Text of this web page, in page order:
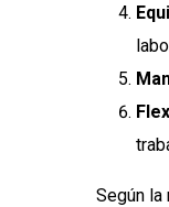
Según